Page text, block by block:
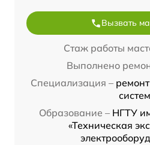
Вызвать
Стаж работы
Выполнено
Специализация –
систем
Образование – НГТУ
«Техническая